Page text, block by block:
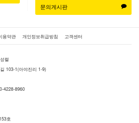
문의게시판
용약관 개인정보취급방침 고객센터
렬
103-1(아야진리 1-9)
4228-8960
호